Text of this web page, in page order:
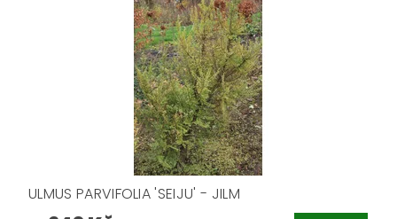
ULMUS PARVIFOLIA 'SEIJU' - JILM